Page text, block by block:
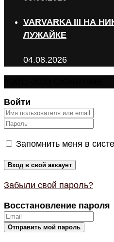
VARVARKA III НА
ЛУЖАЙКЕ
04.08.2026
Войти
Запомнить меня в
Забыли свой пароль?
Восстановление пароля